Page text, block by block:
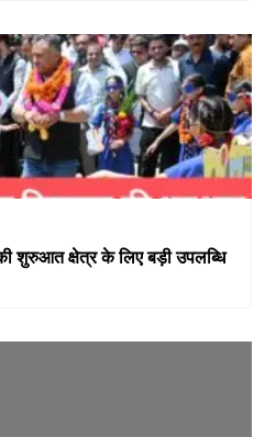
शुरुआत क्षेत्र के लिए बड़ी उपलब्धि